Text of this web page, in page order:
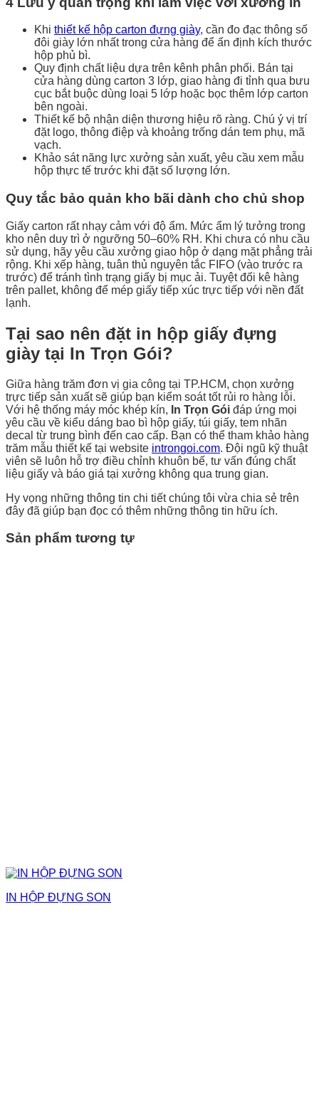
Khi thiết kế hộp carton đựng giày, cần đo đạc thông số
đôi giày lớn nhất trong cửa hàng để ấn định kích thước
hộp phủ bì.
Quy định chất liệu dựa trên kênh phân phối. Bán tại
cửa hàng dùng carton 3 lớp, giao hàng đi tỉnh qua bưu
cục bắt buộc dùng loại 5 lớp hoặc bọc thêm lớp carton
bên ngoài.
Thiết kế bộ nhận diện thương hiệu rõ ràng. Chú ý vị trí
đặt logo, thông điệp và khoảng trống dán tem phụ, mã
vạch.
Khảo sát năng lực xưởng sản xuất, yêu cầu xem mẫu
hộp thực tế trước khi đặt số lượng lớn.
Quy tắc bảo quản kho bãi dành cho chủ shop
Giấy carton rất nhạy cảm với độ ẩm. Mức ẩm lý tưởng trong
kho nên duy trì ở ngưỡng 50–60% RH. Khi chưa có nhu cầu
sử dụng, hãy yêu cầu xưởng giao hộp ở dạng mặt phẳng trải
rộng. Khi xếp hàng, tuân thủ nguyên tắc FIFO (vào trước ra
trước) để tránh tình trạng giấy bị mục ải. Tuyệt đối kê hàng
trên pallet, không để mép giấy tiếp xúc trực tiếp với nền đất
lạnh.
Tại sao nên đặt in hộp giấy đựng
giày tại In Trọn Gói?
Giữa hàng trăm đơn vị gia công tại TP.HCM, chọn xưởng
trực tiếp sản xuất sẽ giúp bạn kiểm soát tốt rủi ro hàng lỗi.
Với hệ thống máy móc khép kín, In Trọn Gói đáp ứng mọi
yêu cầu về kiểu dáng bao bì hộp giấy, túi giấy, tem nhãn
decal từ trung bình đến cao cấp. Bạn có thể tham khảo hàng
trăm mẫu thiết kế tại website introngoi.com. Đội ngũ kỹ thuật
viên sẽ luôn hỗ trợ điều chỉnh khuôn bế, tư vấn đúng chất
liệu giấy và báo giá tại xưởng không qua trung gian.
Hy vọng những thông tin chi tiết chúng tôi vừa chia sẻ trên
đây đã giúp bạn đọc có thêm những thông tin hữu ích.
Sản phẩm tương tự
IN HỘP ĐỰNG SON